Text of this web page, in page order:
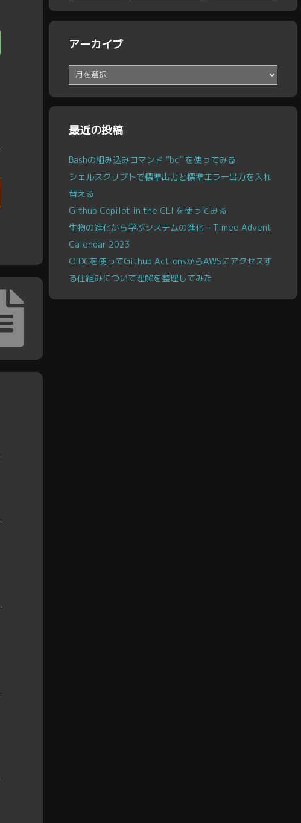
アーカイブ
ー
イ
最近の投稿
Bashの組み込みコマンド “bc” を使ってみる
シェルスクリプトで標準出力と標準エラー出力を入れ
替える
Github Copilot in the CLI を使ってみる
生物の進化から学ぶシステムの進化 – Timee Advent
Calendar 2023
OIDCを使ってGithub ActionsからAWSにアクセスす
る仕組みについて理解を整理してみた